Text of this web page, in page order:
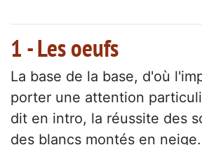
1 - Les oeufs
La base de la base, d'où
porter une attention
dit en intro, la réussite des
des blancs montés en